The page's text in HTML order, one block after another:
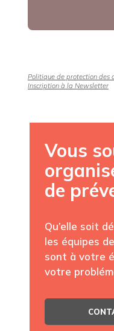
Politique de protection des
Inscription à la Newsletter
Vous
de
Qu’elle soit
les équipes
sont à votre
votre